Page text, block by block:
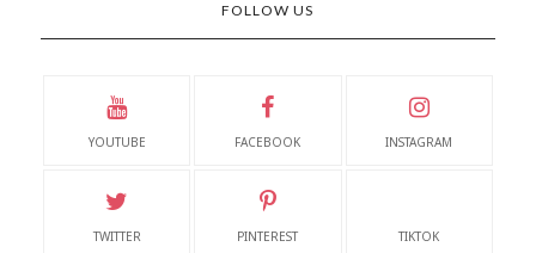
FOLLOW US
YOUTUBE FACEBOOK INSTAGRAM
TWITTER PINTEREST TIKTOK